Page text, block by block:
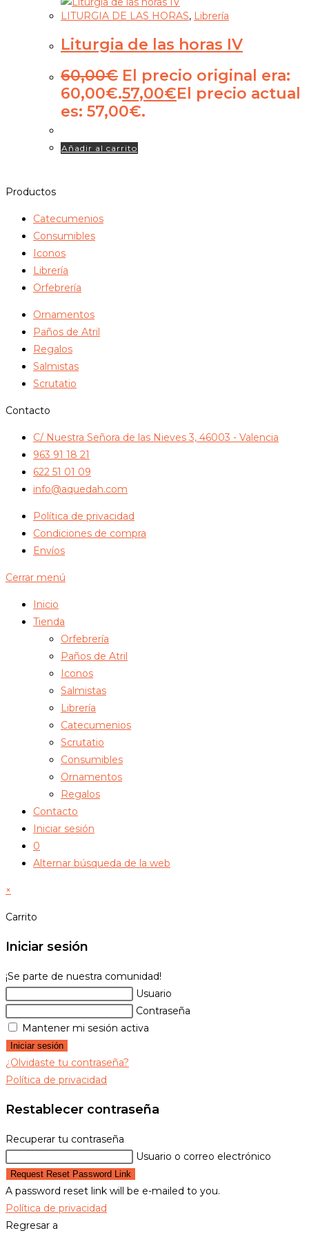
LITURGIA DE LAS HORAS, Librería
Liturgia de las horas IV
60,00€ El precio original era:
60,00€.57,00€El precio actual
es: 57,00€.
Añadir al carrito
Productos
Catecumenios
Consumibles
Iconos
Librería
Orfebrería
Ornamentos
Paños de Atril
Regalos
Salmistas
Scrutatio
Contacto
C/ Nuestra Señora de las Nieves 3, 46003 - Valencia
963 91 18 21
622 51 01 09
info@aquedah.com
Política de privacidad
Condiciones de compra
Envíos
Cerrar menú
Inicio
Tienda
Orfebrería
Paños de Atril
Iconos
Salmistas
Librería
Catecumenios
Scrutatio
Consumibles
Ornamentos
Regalos
Contacto
Iniciar sesión
0
Alternar búsqueda de la web
×
Carrito
Iniciar sesión
¡Se parte de nuestra comunidad!
Usuario
Contraseña
Mantener mi sesión activa
Iniciar sesión
¿Olvidaste tu contraseña?
Política de privacidad
Restablecer contraseña
Recuperar tu contraseña
Usuario o correo electrónico
Request Reset Password Link
A password reset link will be e-mailed to you.
Política de privacidad
Regresar a